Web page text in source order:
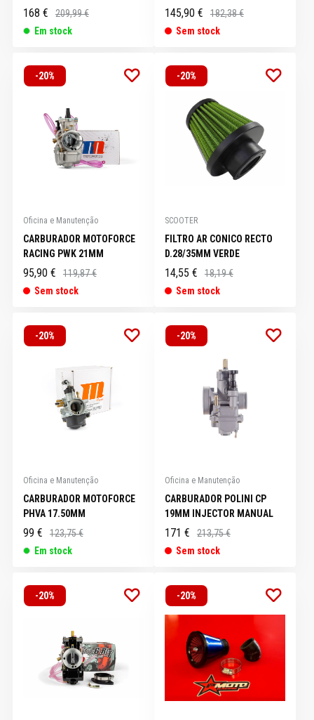
168 €
209,99 €
Em stock
145,90 €
182,38 €
Sem stock
-20%
Oficina e Manutenção
CARBURADOR MOTOFORCE
RACING PWK 21MM
95,90 €
119,87 €
Sem stock
-20%
SCOOTER
FILTRO AR CONICO RECTO
D.28/35MM VERDE
14,55 €
18,19 €
Sem stock
-20%
Oficina e Manutenção
CARBURADOR MOTOFORCE
PHVA 17.50MM
99 €
123,75 €
Em stock
-20%
Oficina e Manutenção
CARBURADOR POLINI CP
19MM INJECTOR MANUAL
171 €
213,75 €
Sem stock
-20% -20%